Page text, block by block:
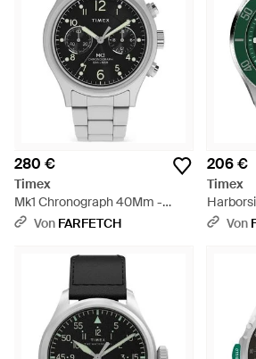
280 €
Timex
Mk1 Chronograph 40Mm -
GrauVon FARFETCH
206 €
Timex
Von